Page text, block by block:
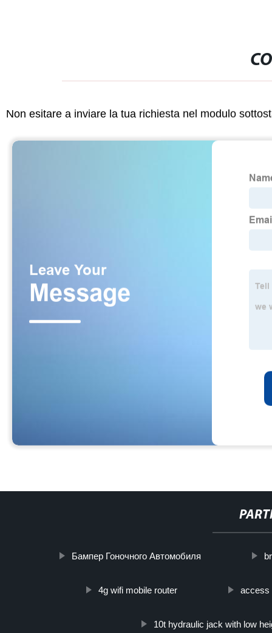
Non esitare a inviare la tua richiesta nel modulo
Бампер Гоночного Автомобиля
4g wifi mobile router access
10t hydraulic jack with low